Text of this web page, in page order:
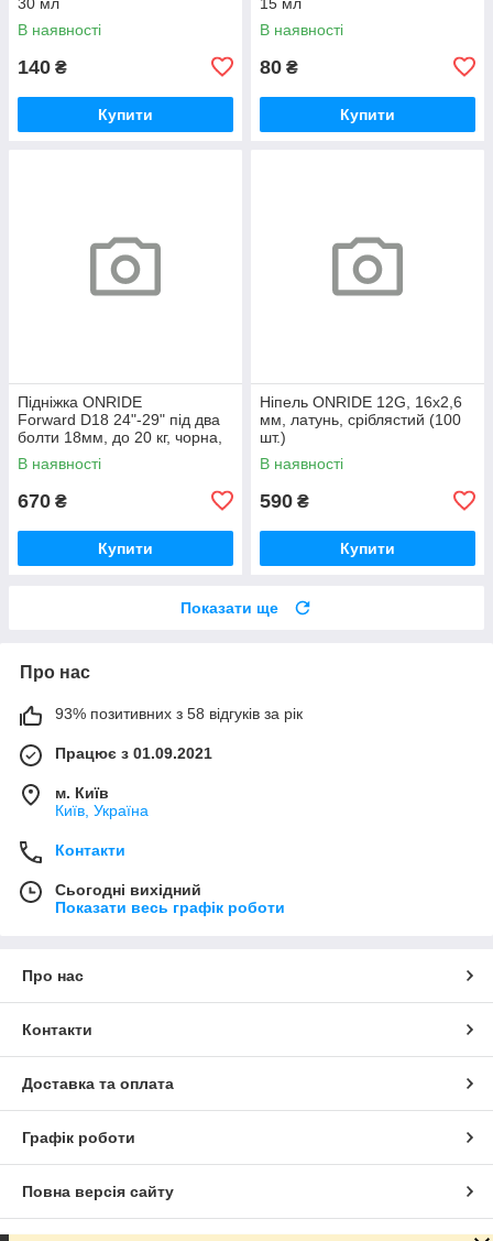
В наявності
140 ₴
Купити
В наявності
80 ₴
Купити
Підніжка ONRIDE
Forward D18 24"-29" під два
болти 18мм, до 20 кг, чорна,
polybag
В наявності
670 ₴
Купити
Ніпель ONRIDE 12G, 16x2,6
мм, латунь, сріблястий (100
шт.)
В наявності
590 ₴
Купити
Показати ще
Про нас
93% позитивних з 58 відгуків за рік
Працює з 01.09.2021
м. Київ
Київ, Україна
Контакти
Сьогодні вихідний
Показати весь графік роботи
Про нас
Контакти
Доставка та оплата
Графік роботи
Повна версія сайту